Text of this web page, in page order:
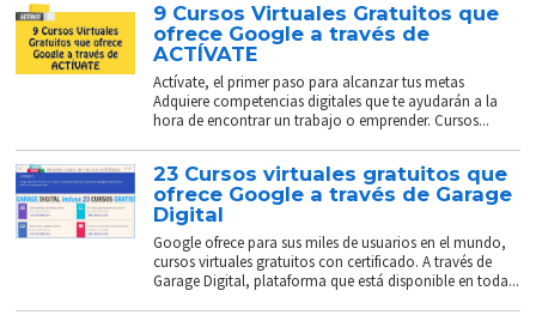
9 Cursos Virtuales Gratuitos que
ofrece Google a través de
ACTÍVATE
Actívate, el primer paso para alcanzar tus metas
Adquiere competencias digitales que te ayudarán a la
hora de encontrar un trabajo o emprender. Cursos...
23 Cursos virtuales gratuitos que
ofrece Google a través de Garage
Digital
Google ofrece para sus miles de usuarios en el mundo,
cursos virtuales gratuitos con certificado. A través de
Garage Digital, plataforma que está disponible en toda...